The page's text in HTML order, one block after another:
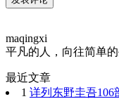
maqingxi
平凡的人，向往简单
最近文章
1 详列东野圭吾106